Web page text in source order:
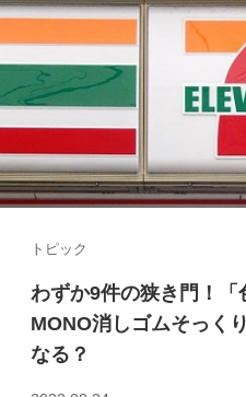
トピック
わずか9件の狭き門！
MONO消しゴムそっく
なる？